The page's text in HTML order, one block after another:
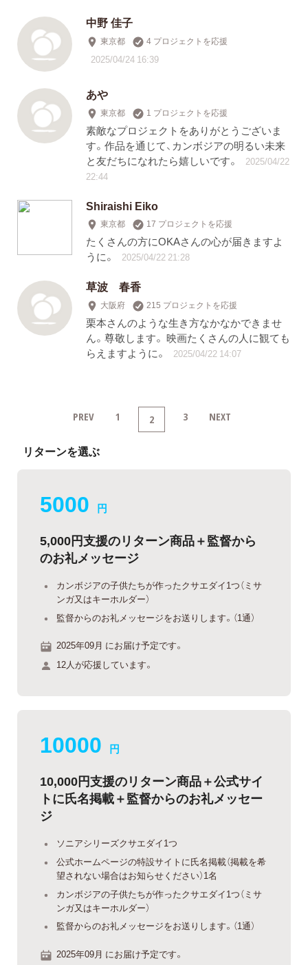
中野 佳子
東京都 4 プロジェクトを応援
2025/04/24 16:39
あや
東京都 1 プロジェクトを応援
素敵なプロジェクトをありがとうございま
す。作品を通じて、カンボジアの明るい未来
と友だちになれたら嬉しいです。
2025/04/22
22:44
Shiraishi Eiko
東京都 17 プロジェクトを応援
たくさんの方にOKAさんの心が届きますよ
うに。
2025/04/22 21:28
草波 春香
大阪府 215 プロジェクトを応援
栗本さんのような生き方なかなかできませ
ん。尊敬します。 映画たくさんの人に観ても
らえますように。
2025/04/22 14:07
PREV 1 2 3 NEXT
リターンを選ぶ
5000 円
5,000円支援のリターン商品＋監督から
のお礼メッセージ
カンボジアの子供たちが作ったクサエダイ1つ（ミサ
ンガ又はキーホルダー）
監督からのお礼メッセージをお送りします。（1通）
2025年09月 にお届け予定です。
12人が応援しています。
10000 円
10,000円支援のリターン商品＋公式サイ
トに氏名掲載＋監督からのお礼メッセー
ジ
ソニアシリーズクサエダイ1つ
公式ホームページの特設サイトに氏名掲載（掲載を希
望されない場合はお知らせください）1名
カンボジアの子供たちが作ったクサエダイ1つ（ミサ
ンガ又はキーホルダー）
監督からのお礼メッセージをお送りします。（1通）
2025年09月 にお届け予定です。